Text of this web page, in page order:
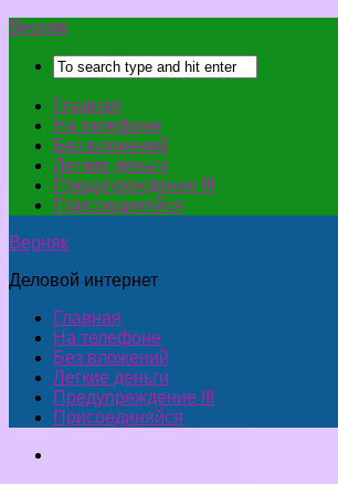
Верняк
Главная
На телефоне
Без вложений
Легкие деньги
Предупреждение !!!
Присоединяйся
Верняк
Деловой интернет
Главная
На телефоне
Без вложений
Легкие деньги
Предупреждение !!!
Присоединяйся